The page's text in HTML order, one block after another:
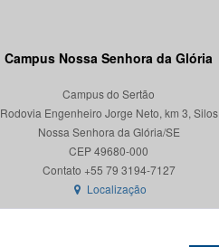
Campus Nossa Senhora da Glória
Campus do Sertão
Rodovia Engenheiro Jorge Neto, km 3, Silos
Nossa Senhora da Glória/SE
CEP 49680-000
Contato +55 79 3194-7127
Localização